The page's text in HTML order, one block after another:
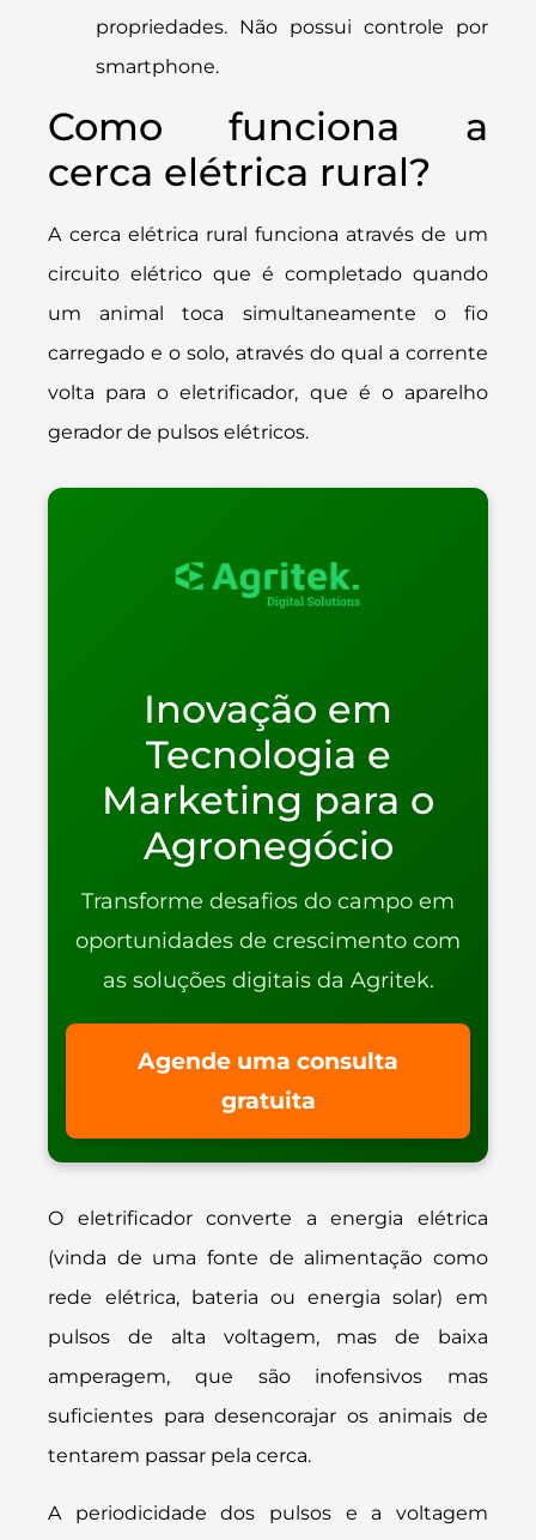
propriedades. Não possui controle por
smartphone​.
Como funciona a
cerca elétrica rural?
A cerca elétrica rural funciona através de um
circuito elétrico que é completado quando
um animal toca simultaneamente o fio
carregado e o solo, através do qual a corrente
volta para o eletrificador, que é o aparelho
gerador de pulsos elétricos.
Inovação em
Tecnologia e
Marketing para o
Agronegócio
Transforme desafios do campo em
oportunidades de crescimento com
as soluções digitais da Agritek.
Agende uma consulta
gratuita
O eletrificador converte a energia elétrica
(vinda de uma fonte de alimentação como
rede elétrica, bateria ou energia solar) em
pulsos de alta voltagem, mas de baixa
amperagem, que são inofensivos mas
suficientes para desencorajar os animais de
tentarem passar pela cerca.
A periodicidade dos pulsos e a voltagem